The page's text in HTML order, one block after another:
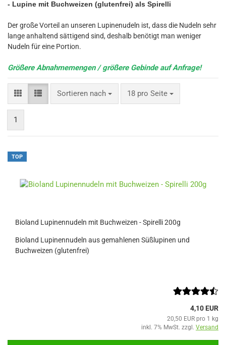
- Lupine mit Buchweizen (glutenfrei) als Spirelli
Der große Vorteil an unseren Lupinenudeln ist, dass die Nudeln sehr
lange anhaltend sättigend sind, deshalb benötigt man weniger
Nudeln für eine Portion.
Größere Abnahmemengen / größere Gebinde auf Anfrage!
Sortieren nach
Sortieren nach 18 pro Seite
pro Seite
1
TOP
Bioland Lupinennudeln mit Buchweizen - Spirelli 200g
Bioland Lupinennudeln aus gemahlenen Süßlupinen und
Buchweizen (glutenfrei)
4,10 EUR
20,50 EUR pro 1 kg
inkl. 7% MwSt. zzgl. Versand